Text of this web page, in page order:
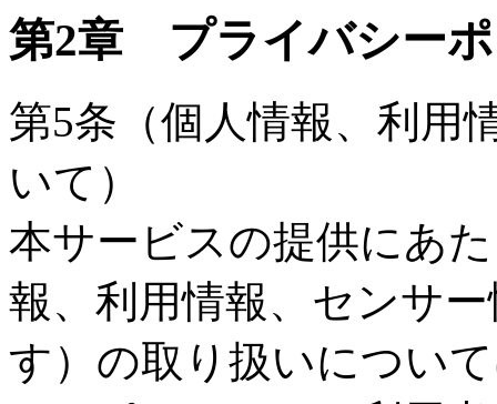
第2章 プライバシー
第5条（個人情報、利用
いて）
本サービスの提供にあ
報、利用情報、センサ
す）の取り扱いについ